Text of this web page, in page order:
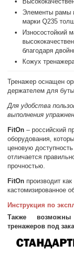
Элементы рамы
марки Q235
Износостойкий
благодаря
Кожух
Тренажер оснащен
держателем для
Для удобства
выполнения
FitOn– российский
оборудования,
ценовую
отличается
прочностью.
FitOn производит
кастомизированное
Инструкция по
Также возможны
тренажеров под